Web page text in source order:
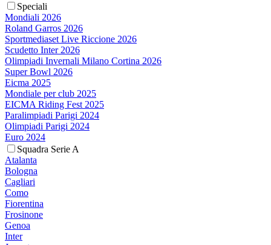
Speciali
Mondiali 2026
Roland Garros 2026
Sportmediaset Live Riccione 2026
Scudetto Inter 2026
Olimpiadi Invernali Milano Cortina 2026
Super Bowl 2026
Eicma 2025
Mondiale per club 2025
EICMA Riding Fest 2025
Paralimpiadi Parigi 2024
Olimpiadi Parigi 2024
Euro 2024
Squadra Serie A
Atalanta
Bologna
Cagliari
Como
Fiorentina
Frosinone
Genoa
Inter